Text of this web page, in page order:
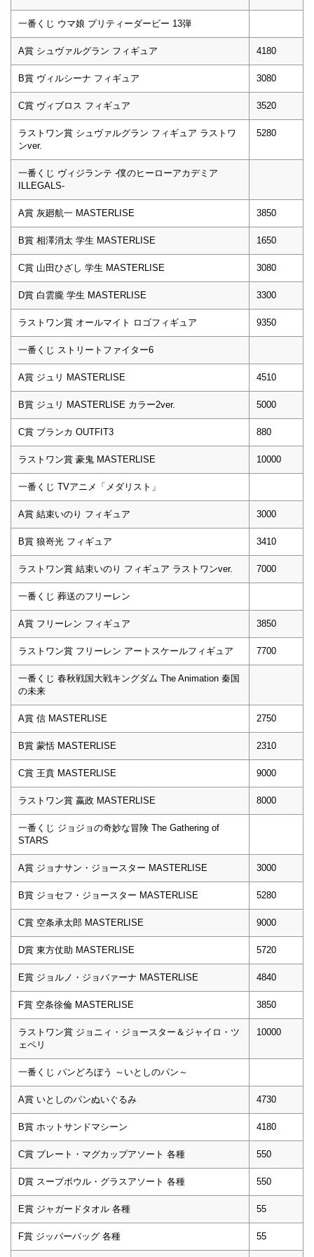
一番くじ ウマ娘 プリティーダービー 13弾
A賞 シュヴァルグラン フィギュア 4180
B賞 ヴィルシーナ フィギュア 3080
C賞 ヴィブロス フィギュア 3520
ラストワン賞 シュヴァルグラン フィギュア ラストワ
ンver.
5280
一番くじ ヴィジランテ -僕のヒーローアカデミア
ILLEGALS-
A賞 灰廻航一 MASTERLISE 3850
B賞 相澤消太 学生 MASTERLISE 1650
C賞 山田ひざし 学生 MASTERLISE 3080
D賞 白雲朧 学生 MASTERLISE 3300
ラストワン賞 オールマイト ロゴフィギュア 9350
一番くじ ストリートファイター6
A賞 ジュリ MASTERLISE 4510
B賞 ジュリ MASTERLISE カラー2ver. 5000
C賞 ブランカ OUTFIT3 880
ラストワン賞 豪鬼 MASTERLISE 10000
一番くじ TVアニメ「メダリスト」
A賞 結束いのり フィギュア 3000
B賞 狼嵜光 フィギュア 3410
ラストワン賞 結束いのり フィギュア ラストワンver. 7000
一番くじ 葬送のフリーレン
A賞 フリーレン フィギュア 3850
ラストワン賞 フリーレン アートスケールフィギュア 7700
一番くじ 春秋戦国大戦キングダム The Animation 秦国
の未来
A賞 信 MASTERLISE 2750
B賞 蒙恬 MASTERLISE 2310
C賞 王賁 MASTERLISE 9000
ラストワン賞 嬴政 MASTERLISE 8000
一番くじ ジョジョの奇妙な冒険 The Gathering of
STARS
A賞 ジョナサン・ジョースター MASTERLISE 3000
B賞 ジョセフ・ジョースター MASTERLISE 5280
C賞 空条承太郎 MASTERLISE 9000
D賞 東方仗助 MASTERLISE 5720
E賞 ジョルノ・ジョバァーナ MASTERLISE 4840
F賞 空条徐倫 MASTERLISE 3850
ラストワン賞 ジョニィ・ジョースター＆ジャイロ・ツ
ェペリ
10000
一番くじ パンどろぼう ～いとしのパン～
A賞 いとしのパンぬいぐるみ 4730
B賞 ホットサンドマシーン 4180
C賞 プレート・マグカップアソート 各種 550
D賞 スープボウル・グラスアソート 各種 550
E賞 ジャガードタオル 各種 55
F賞 ジッパーバッグ 各種 55